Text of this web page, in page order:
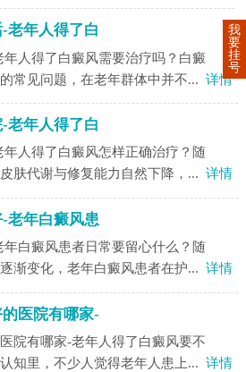
老年人得了白
人得了白癜风需要治疗吗？白癜
常见问题，在老年群体中并不... 详情
老年人得了白
人得了白癜风怎样正确治疗？随
肤代谢与修复能力自然下降，... 详情
老年白癜风患
白癜风患者日常要留心什么？随
渐变化，老年白癜风患者在护... 详情
医院有哪家-
院有哪家-老年人得了白癜风要不
知里，不少人觉得老年人患上... 详情
我
要
挂
号